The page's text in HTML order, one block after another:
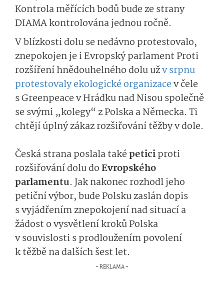
Kontrola měřících bodů bude ze strany
DIAMA kontrolována jednou ročně.
V blízkosti dolu se nedávno protestovalo,
znepokojen je i Evropský parlament Proti
rozšíření hnědouhelného dolu užv srpnu
protestovaly ekologické organizacev čele
s Greenpeace v Hrádku nad Nisou společně
se svými „kolegy“ z Polska a Německa. Ti
chtějí úplný zákaz rozšiřování těžby v dole.
Česká strana poslala taképeticiproti
rozšiřování dolu do Evropského
parlamentu. Jak nakonec rozhodl jeho
petiční výbor, bude Polsku zaslán dopis
s vyjádřením znepokojení nad situací a
žádost o vysvětlení kroků Polska
v souvislosti s prodloužením povolení
k těžbě na dalších šest let.